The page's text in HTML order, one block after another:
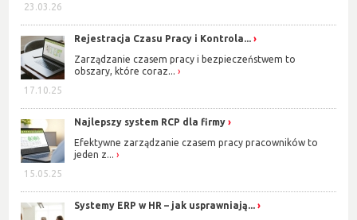
23.03.26
17.10.25
Rejestracja Czasu Pracy i Kontrola...
Zarządzanie czasem pracy i bezpieczeństwem to
obszary, które coraz...
15.05.25
Najlepszy system RCP dla firmy
Efektywne zarządzanie czasem pracy pracowników to
jeden z...
Systemy ERP w HR – jak usprawniają...